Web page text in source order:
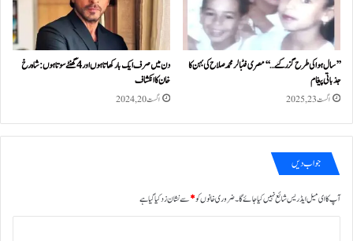
’’سال ہوا کی طرح گزر گئے…‘‘مصری فٹبالر محمد صلاح کی بہن کا
جذباتی پیغام
اگست 23, 2025
دن میں صرف ایک بار کھاتا ہوں اور 4 گھنٹے سوتا ہوں: شاہ رخ
خان کا انکشاف
اگست 20, 2024
جواب دیں
آپ کا ای میل ایڈریس شائع نہیں کیا جائے گا۔ضروری خانوں کو*سے نشان زد کیا گیا ہے